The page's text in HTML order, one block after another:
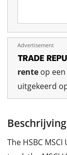
Advertisement
rente op
uitgekeerd
Beschrijving
The HSBC MSCI